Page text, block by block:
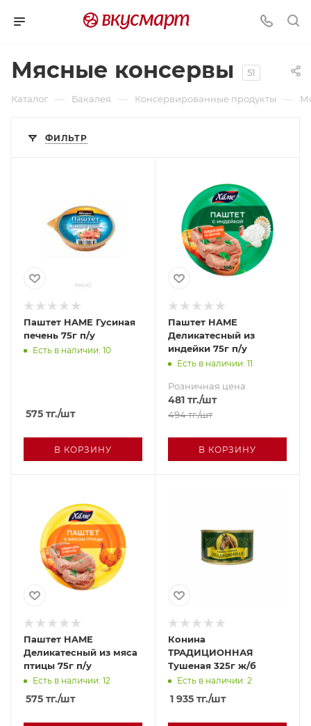
Мясные консервы 51
Каталог — Бакалея — Консервированные продукты —
ФИЛЬТР
Паштет HAME Гусиная
печень 75г п/у
Есть в наличии: 10
575 тг./шт
В КОРЗИНУ
Паштет HAME
Деликатесный из
индейки 75г п/у
Есть в наличии: 11
Розничная цена
481 тг./шт
494тг./шт
В КОРЗИНУ
Паштет HAME
Деликатесный из мяса
птицы 75г п/у
Есть в наличии: 12
575 тг./шт
Конина
ТРАДИЦИОННАЯ
Тушеная 325г ж/б
Есть в наличии: 2
1 935 тг./шт